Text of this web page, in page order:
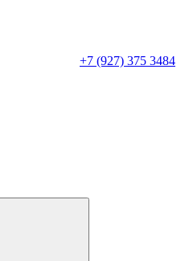
+7 (927) 375 3484